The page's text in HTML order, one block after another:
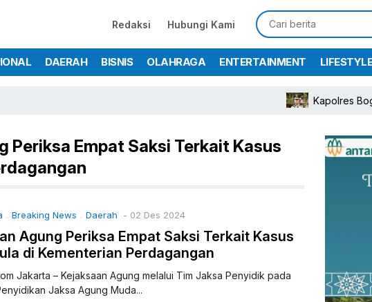
Redaksi Hubungi Kami
DAERAH BISNIS OLAHRAGA ENTERTAINMENT LIFESTYLE
Kapolres Bogor
Periksa Empat Saksi Terkait Kasus
. Breaking News . Daerah - 02 Des 2024
Agung Periksa Empat Saksi Terkait Kasus
di Kementerian Perdagangan
Jakarta – Kejaksaan Agung melalui Tim Jaksa Penyidik pada
Jaksa Agung Muda...